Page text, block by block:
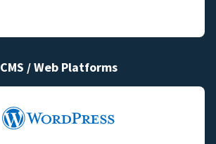
CMS / Web Platforms